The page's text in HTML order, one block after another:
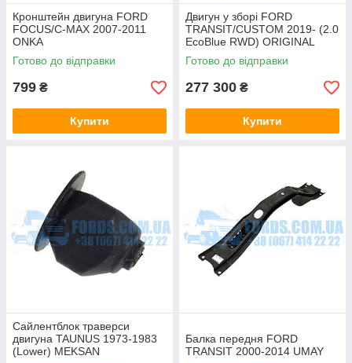
Кронштейн двигуна FORD
FOCUS/C-MAX 2007-2011
ONKA
Готово до відправки
799 ₴
Купити
Двигун у зборі FORD
TRANSIT/CUSTOM 2019- (2.0
EcoBlue RWD) ORIGINAL
Готово до відправки
277 300 ₴
Купити
Сайлентблок траверси
двигуна TAUNUS 1973-1983
(Lower) MEKSAN
Балка передня FORD
TRANSIT 2000-2014 UMAY